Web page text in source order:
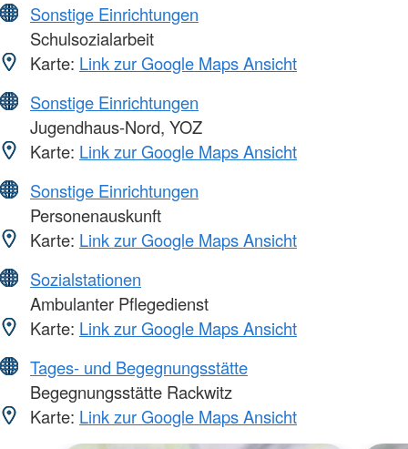
Sonstige Einrichtungen
Schulsozialarbeit
Karte: Link zur Google Maps Ansicht
Sonstige Einrichtungen
Jugendhaus-Nord, YOZ
Karte: Link zur Google Maps Ansicht
Sonstige Einrichtungen
Personenauskunft
Karte: Link zur Google Maps Ansicht
Sozialstationen
Ambulanter Pflegedienst
Karte: Link zur Google Maps Ansicht
Tages- und Begegnungsstätte
Begegnungsstätte Rackwitz
Karte: Link zur Google Maps Ansicht